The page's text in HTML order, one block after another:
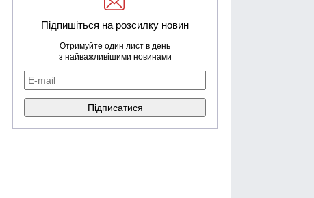
Підпишіться на розсилку новин
Отримуйте один лист в день
з найважливішими новинами